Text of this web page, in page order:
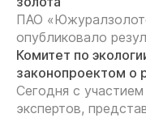
ПАО
опубликовало
Комитет по
законопроектом о
Сегодня с
экспертов,